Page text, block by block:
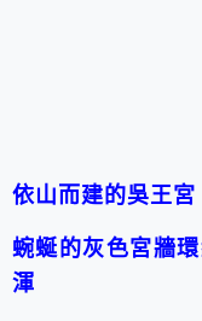
依山而建的吳王
蜿蜒的灰色宮牆
渾